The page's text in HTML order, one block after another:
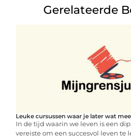
Gerelateerde
Leuke cursussen waar je later wat
In de tijd waarin we leven is een
vereiste om een succesvol leven te